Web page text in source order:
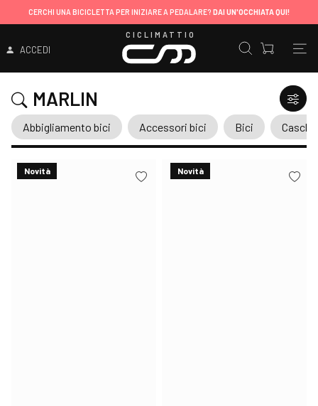
CERCHI UNA BICICLETTA PER INIZIARE A PEDALARE? DAI UN'OCCHIATA QUI!
ACCEDI
CICLIMATTIO
MARLIN
Abbigliamento bici Accessori bici Bici Caschi
Novità Novità